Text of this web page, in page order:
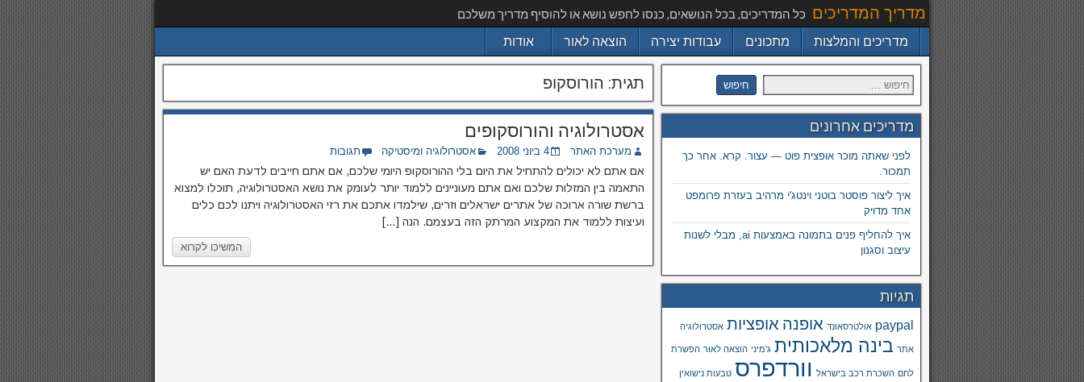
מדריך המדריכים כל המדריכים, בכל הנושאים, כנסו לחפש נושא או להוסיף מדריך משלכם
מדריכים והמלצות מתכונים עבודות יצירה הוצאה לאור אודות
תגית: הורוסקופ
אסטרולוגיה והורוסקופים
מערכת האתר 4 ביוני 2008 אסטרולוגיה ומיסטיקה תגובות
אם אתם לא יכולים להתחיל את היום בלי ההורוסקופ היומי שלכם, אם אתם חייבים לדעת האם יש
התאמה בין המזלות שלכם ואם אתם מעוניינים ללמוד יותר לעומק את נושא האסטרולוגיה, תוכלו למצוא
ברשת שורה ארוכה של אתרים ישראלים וזרים, שילמדו אתכם את רזי האסטרולוגיה ויתנו לכם כלים
ועיצות ללמוד את המקצוע המרתק הזה בעצמם. הנה […]
המשיכו לקרוא
מדריכים אחרונים
לפני שאתה מוכר אופצית פוט — עצור. קרא. אחר כך
תמכור.
איך ליצור פוסטר בוטני וינטג'י מרהיב בעזרת פרומפט
אחד מדויק
איך להחליף פנים בתמונה באמצעות ai, מבלי לשנות
עיצוב וסגנון
תגיות
paypal אולטרסאונד אופנה אופציות אסטרולוגיה
אתר בינה מלאכותית ג'מיני הוצאה לאור הפשרת
לחם השכרת רכב בישראל וורדפרס טבעות נישואין